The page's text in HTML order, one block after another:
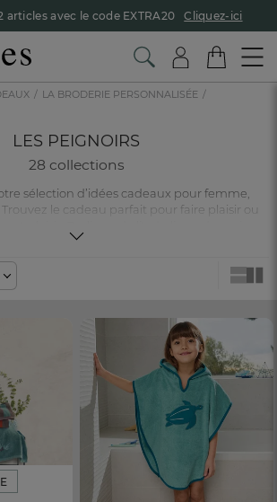
articles avec le code EXTRA20 Cliquez-ici
LA BRODERIE PERSONNALISÉE
LES PEIGNOIRS
28 collections
sélection d’idées cadeaux pour femme,
le cadeau parfait pour faire plaisir ou
bain en passant par nos accessoires déco :